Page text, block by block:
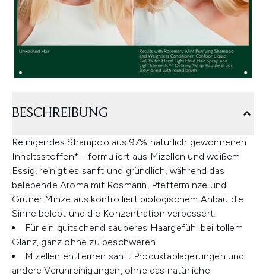
BESCHREIBUNG
Reinigendes Shampoo aus 97% natürlich gewonnenen
Inhaltsstoffen* - formuliert aus Mizellen und weißem
Essig, reinigt es sanft und gründlich, während das
belebende Aroma mit Rosmarin, Pfefferminze und
Grüner Minze aus kontrolliert biologischem Anbau die
Sinne belebt und die Konzentration verbessert.
Für ein quitschend sauberes Haargefühl bei tollem
Glanz, ganz ohne zu beschweren.
Mizellen entfernen sanft Produktablagerungen und
andere Verunreinigungen, ohne das natürliche